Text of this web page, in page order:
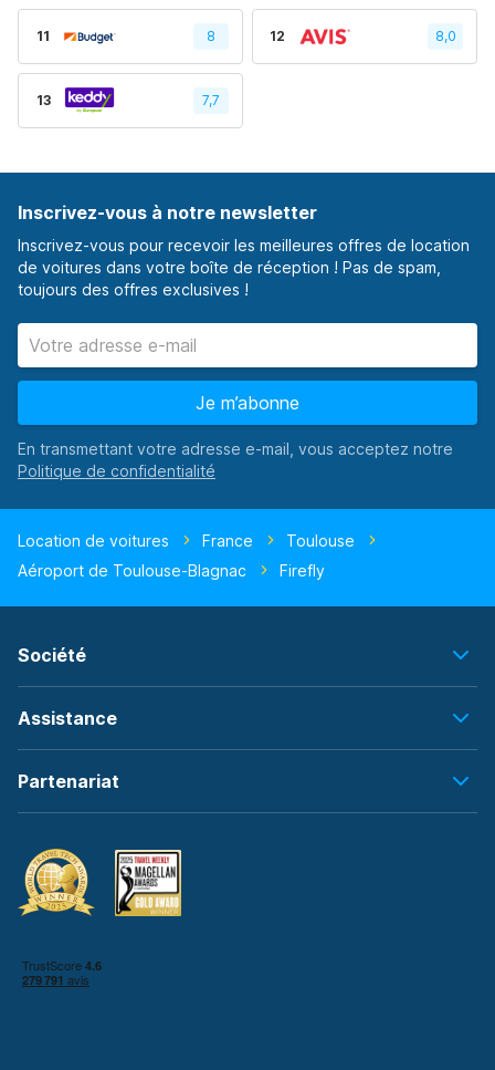
11 8 12 8,0
13 7,7
Inscrivez-vous à notre newsletter
Inscrivez-vous pour recevoir les meilleures offres de location
de voitures dans votre boîte de réception ! Pas de spam,
toujours des offres exclusives !
Je m’abonne
En transmettant votre adresse e-mail, vous acceptez notre
Location de voitures France
Toulouse
Aéroport de Toulouse-Blagnac
Firefly
Société
Assistance
Partenariat